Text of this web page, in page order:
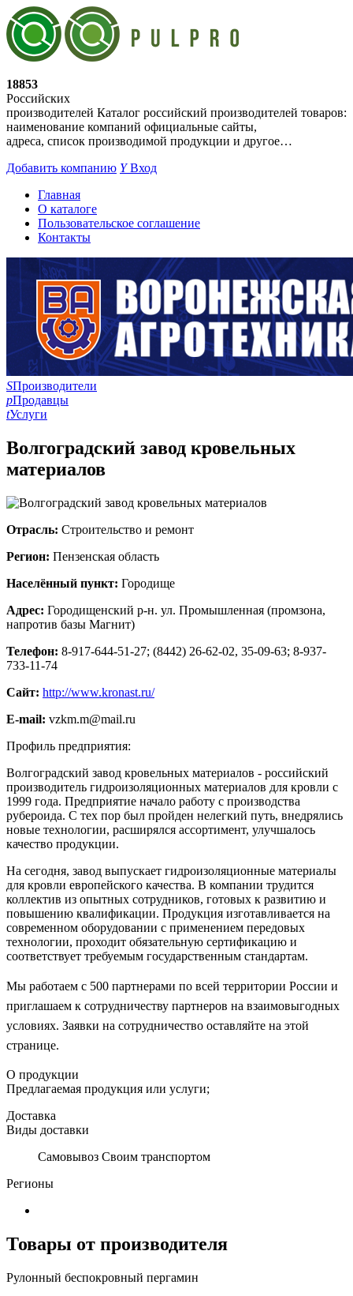
18853
Российских
производителей Каталог российский производителей товаров:
наименование компаний официальные сайты,
адреса, список производимой продукции и другое…
Добавить компанию YВход
Главная
О каталоге
Пользовательское соглашение
Контакты
SПроизводители
pПродавцы
tУслуги
Волгоградский завод кровельных
материалов
Отрасль: Строительство и ремонт
Регион: Пензенская область
Населённый пункт: Городище
Адрес: Городищенский р-н. ул. Промышленная (промзона,
напротив базы Магнит)
Телефон: 8-917-644-51-27; (8442) 26-62-02, 35-09-63; 8-937-
733-11-74
Сайт: http://www.kronast.ru/
E-mail: vzkm.m@mail.ru
Профиль предприятия:
Волгоградский завод кровельных материалов - российский
производитель гидроизоляционных материалов для кровли с
1999 года. Предприятие начало работу с производства
рубероида. С тех пор был пройден нелегкий путь, внедрялись
новые технологии, расширялся ассортимент, улучшалось
качество продукции.
На сегодня, завод выпускает гидроизоляционные материалы
для кровли европейского качества. В компании трудится
коллектив из опытных сотрудников, готовых к развитию и
повышению квалификации. Продукция изготавливается на
современном оборудовании с применением передовых
технологии, проходит обязательную сертификацию и
соответствует требуемым государственным стандартам.
Мы работаем с 500 партнерами по всей территории России и
приглашаем к сотрудничеству партнеров на взаимовыгодных
условиях. Заявки на сотрудничество оставляйте на этой
странице.
О продукции
Предлагаемая продукция или услуги;
Доставка
Виды доставки
Самовывоз Своим транспортом
Регионы
Товары от производителя
Рулонный беспокровный пергамин